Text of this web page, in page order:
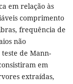
em relação às
comprimento
frequência de
não
de Mann-
em
extraídas,